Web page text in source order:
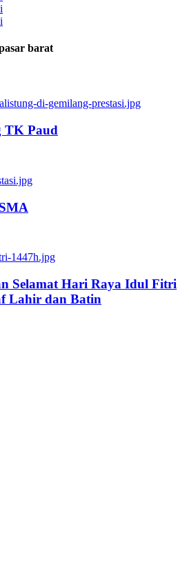
barat
TK Paud
Selamat Hari Raya Idul Fitri
Lahir dan Batin